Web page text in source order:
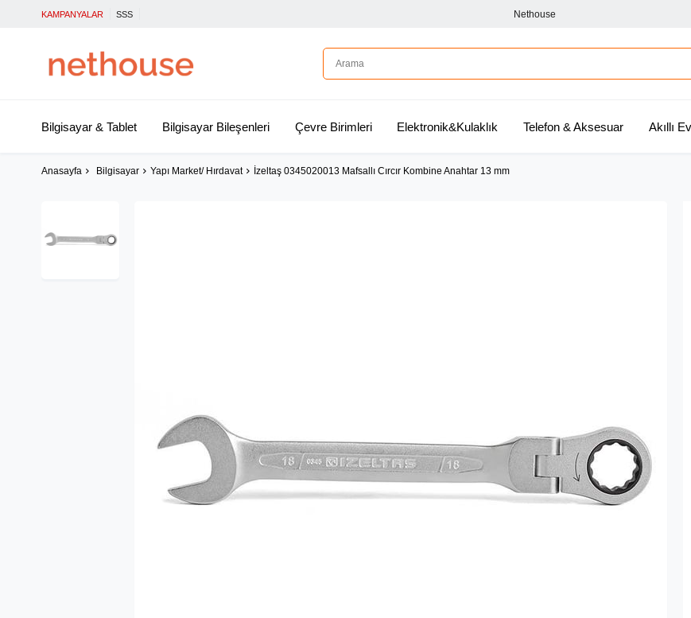
KAMPANYALAR SSS Nethouse
Bilgisayar & Tablet Bilgisayar Bileşenleri Çevre Birimleri Elektronik&Kulaklık Telefon & Aksesuar Akıllı
Anasayfa Bilgisayar Yapı Market/ Hırdavat İzeltaş 0345020013 Mafsallı Cırcır Kombine Anahtar 13 mm